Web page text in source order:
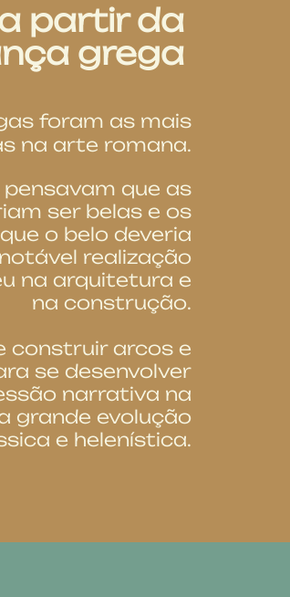
partir da
grega
foram as mais
na arte romana.
que as
ser belas e os
o belo deveria
realização
na arquitetura e
na construção.
construir arcos e
se desenvolver
narrativa na
grande evolução
e helenística.